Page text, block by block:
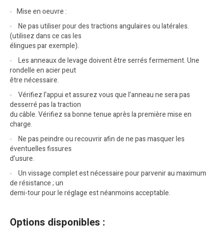
Mise en oeuvre :
Ne pas utiliser pour des tractions angulaires ou latérales.
(utilisez dans ce cas les
élingues par exemple).
Les anneaux de levage doivent être serrés fermement. Une
rondelle en acier peut
être nécessaire.
Vérifiez l’appui et assurez vous que l’anneau ne sera pas
desserré pas la traction
du câble. Vérifiez sa bonne tenue après la première mise en
charge.
Ne pas peindre ou recouvrir afin de ne pas masquer les
éventuelles fissures
d’usure.
Un vissage complet est nécessaire pour parvenir au maximum
de résistance ; un
demi-tour pour le réglage est néanmoins acceptable.
Options disponibles :